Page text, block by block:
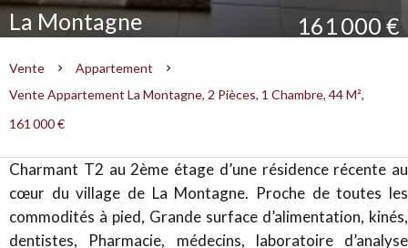
La Montagne 161 000 €
Vente
Appartement
Vente Appartement La Montagne, 2 Pièces, 1 Chambre, 44 M²,
161 000 €
Charmant T2 au 2ème étage d’une résidence récente au
cœur du village de La Montagne. Proche de toutes les
commodités à pied, Grande surface d’alimentation, kinés,
dentistes, Pharmacie, médecins, laboratoire d’analyse